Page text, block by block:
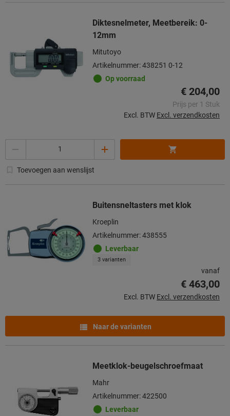
Diktesnelmeter, Meetbereik: 0-
12mm
Mitutoyo
Artikelnummer: 438251 0-12
Op voorraad
€ 204,00
Prijs per 1 Stuk
Excl. BTW Excl. verzendkosten
Toevoegen aan wenslijst
Buitensneltasters met klok
Kroeplin
Artikelnummer: 438555
Leverbaar
3 varianten
vanaf
€ 463,00
Excl. BTW Excl. verzendkosten
Naar de varianten
Meetklok-beugelschroefmaat
Mahr
Artikelnummer: 422500
Leverbaar